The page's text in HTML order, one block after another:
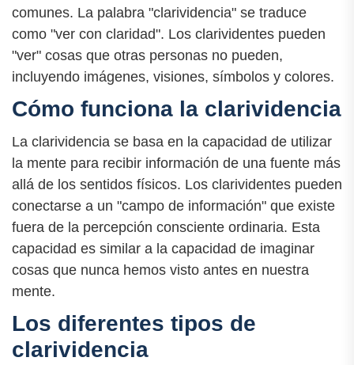
comunes. La palabra "clarividencia" se traduce
como "ver con claridad". Los clarividentes pueden
"ver" cosas que otras personas no pueden,
incluyendo imágenes, visiones, símbolos y colores.
Cómo funciona la clarividencia
La clarividencia se basa en la capacidad de utilizar
la mente para recibir información de una fuente más
allá de los sentidos físicos. Los clarividentes pueden
conectarse a un "campo de información" que existe
fuera de la percepción consciente ordinaria. Esta
capacidad es similar a la capacidad de imaginar
cosas que nunca hemos visto antes en nuestra
mente.
Los diferentes tipos de
clarividencia